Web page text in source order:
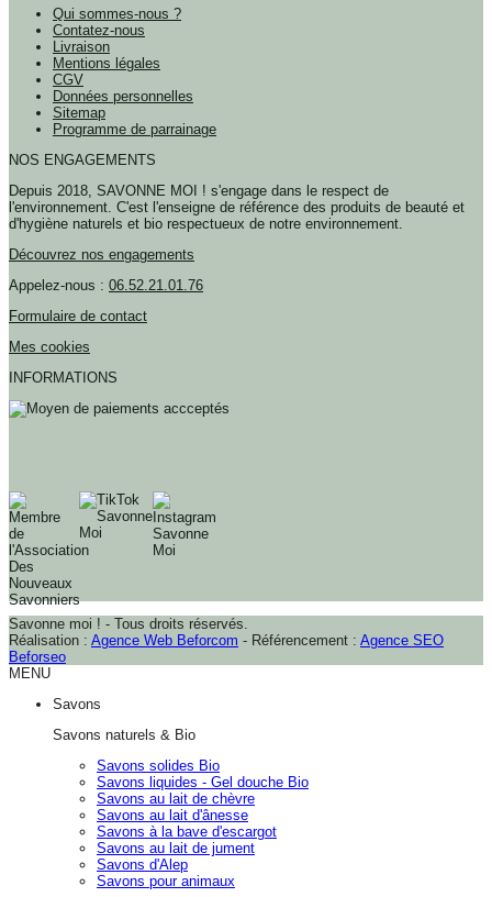
Qui sommes-nous ?
Contatez-nous
Livraison
Mentions légales
CGV
Données personnelles
Sitemap
Programme de parrainage
NOS ENGAGEMENTS
Depuis 2018, SAVONNE MOI ! s'engage dans le respect de
l'environnement. C'est l'enseigne de référence des produits de beauté et
d'hygiène naturels et bio respectueux de notre environnement.
Découvrez nos engagements
Appelez-nous : 06.52.21.01.76
Formulaire de contact
Mes cookies
INFORMATIONS
Savonne moi ! - Tous droits réservés.
Réalisation : Agence Web Beforcom - Référencement : Agence SEO
Beforseo
MENU
Savons
Savons naturels & Bio
Savons solides Bio
Savons liquides - Gel douche Bio
Savons au lait de chèvre
Savons au lait d'ânesse
Savons à la bave d'escargot
Savons au lait de jument
Savons d'Alep
Savons pour animaux